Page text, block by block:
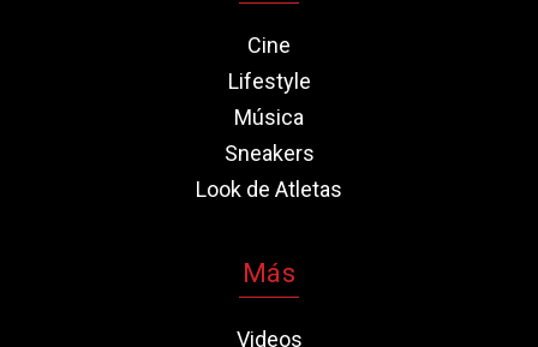
Cine
Lifestyle
Música
Sneakers
Look de Atletas
Más
Videos